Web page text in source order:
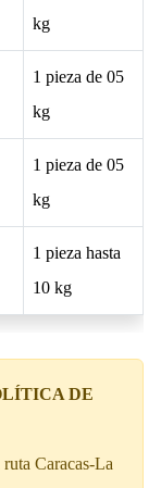
kg
1 pieza de 05
kg
1 pieza de 05
kg
1 pieza hasta
10 kg
DE
Caracas-La